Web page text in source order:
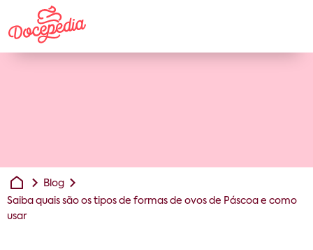
Blog
Saiba quais são os tipos de formas de ovos de Páscoa e como
usar